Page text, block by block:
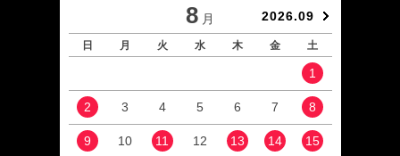
8 月 2026.09
日 月 火 水 木 金 土
1
2 3 4 5 6 7 8
9 10 11 12 13 14 15